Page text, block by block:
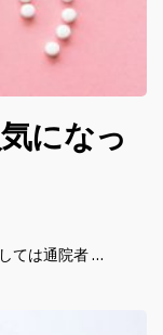
になっ
ては通院者 …